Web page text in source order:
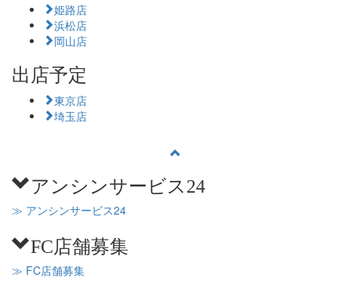
姫路店
浜松店
岡山店
出店予定
東京店
埼玉店
アンシンサービス24
≫ アンシンサービス24
FC店舗募集
≫ FC店舗募集